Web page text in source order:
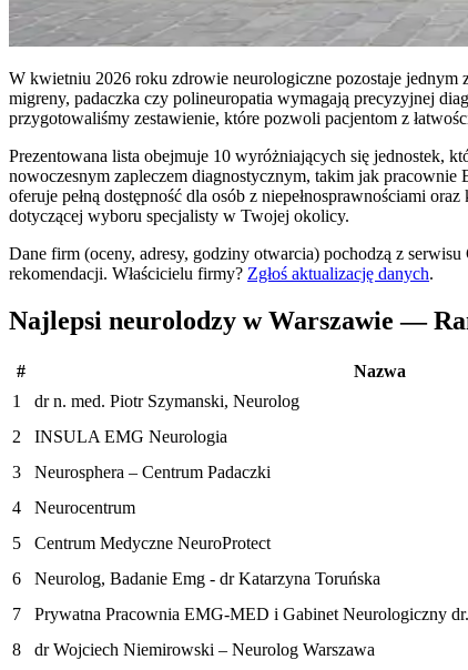
W kwietniu 2026 roku zdrowie neurologiczne pozostaje
migreny, padaczka czy polineuropatia wymagają precyzyjnej
przygotowaliśmy zestawienie, które pozwoli pacjentom z
Prezentowana lista obejmuje 10 wyróżniających się jednostek,
nowoczesnym zapleczem diagnostycznym, takim jak
oferuje pełną dostępność dla osób z niepełnosprawnościami
dotyczącej wyboru specjalisty w Twojej okolicy.
Dane firm (oceny, adresy, godziny otwarcia) pochodzą z
rekomendacji. Właścicielu firmy? Zgłoś aktualizację danych.
Najlepsi neurolodzy w Warszawie —
# Nazwa
1
dr n. med. Piotr Szymanski, Neurolog
2 INSULA EMG Neurologia
3 Neurosphera – Centrum Padaczki
4 Neurocentrum
5 Centrum Medyczne NeuroProtect
6 Neurolog, Badanie Emg - dr Katarzyna Toruńska
7 Prywatna Pracownia EMG-MED i Gabinet Neurologiczny
8 dr Wojciech Niemirowski – Neurolog Warszawa